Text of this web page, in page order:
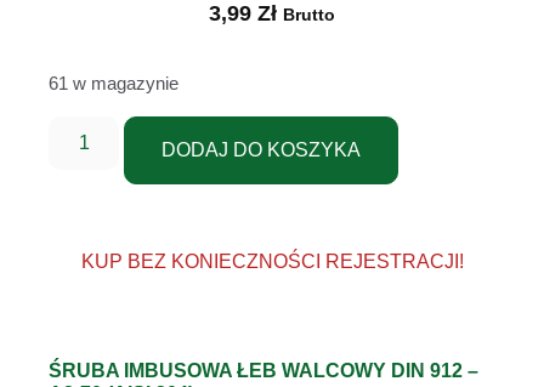
3,99 Zł Brutto
61 w magazynie
DODAJ DO KOSZYKA
KUP BEZ KONIECZNOŚCI REJESTRACJI!
ŚRUBA IMBUSOWA ŁEB WALCOWY DIN 912 –